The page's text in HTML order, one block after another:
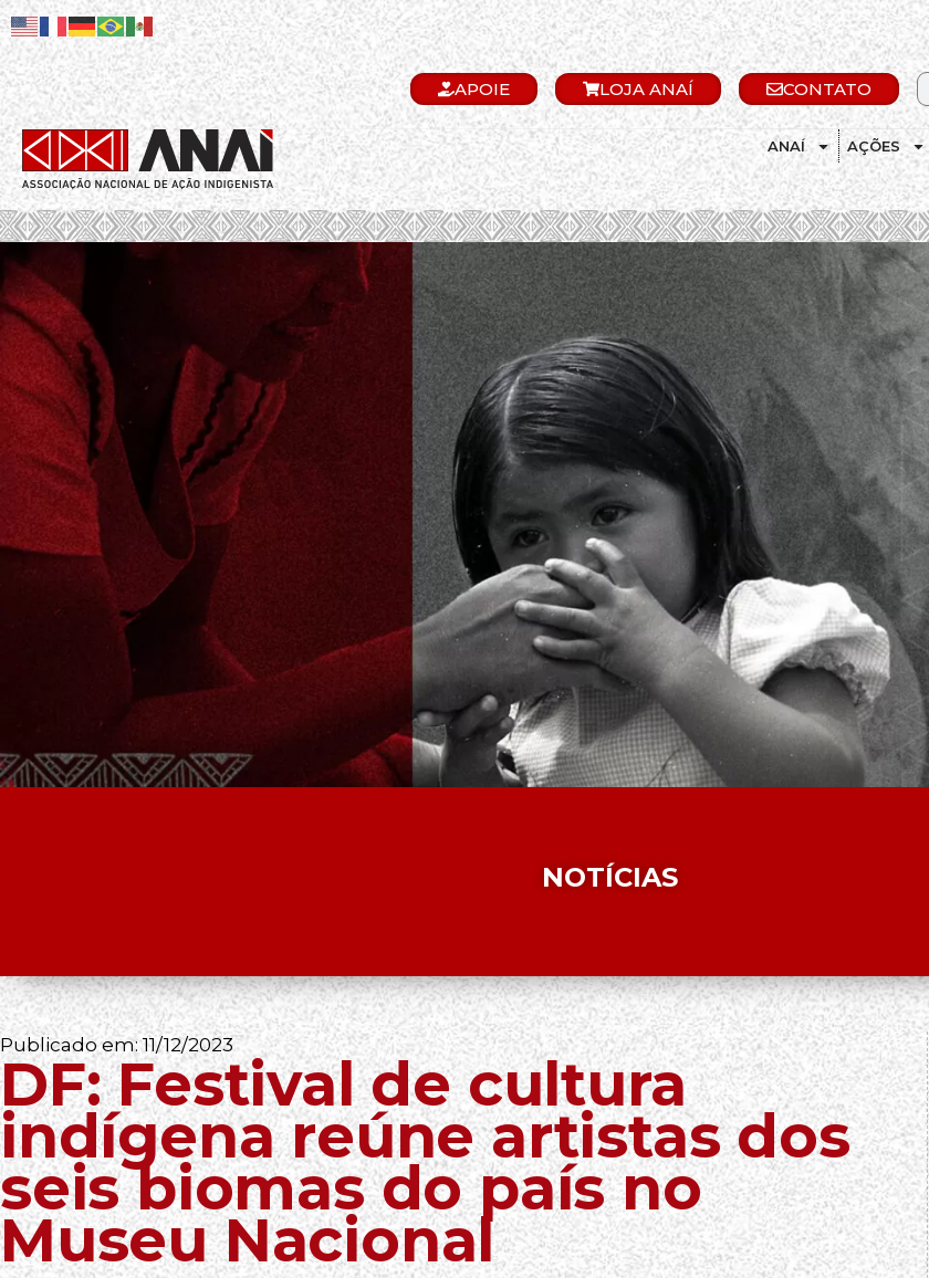
APOIE LOJA ANAÍ CONTATO
ANAÍ AÇÕES
.
NOTÍCIAS
Publicado em:11/12/2023
DF: Festival de cultura
indígena reúne artistas dos
seis biomas do país no
Museu Nacional